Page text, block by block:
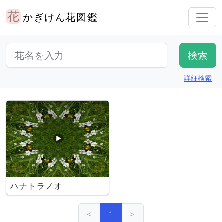
かぎけん花図鑑
詳細検索
ハナトラノオ
< 1 >